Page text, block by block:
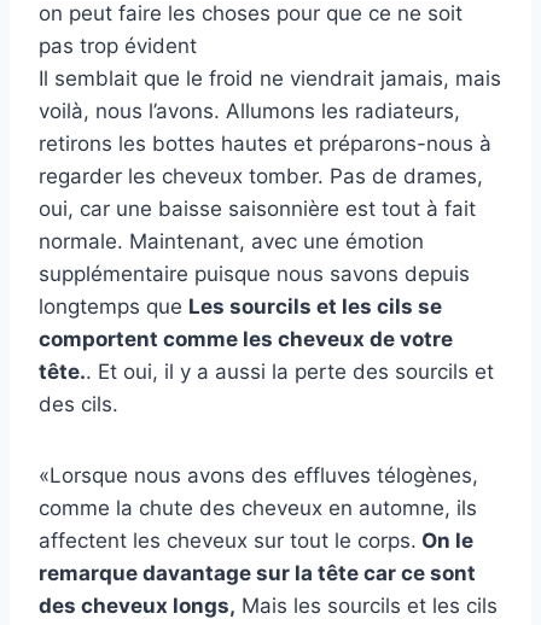
on peut faire les choses pour que ce ne soit
pas trop évident
Il semblait que le froid ne viendrait jamais, mais
voilà, nous l’avons. Allumons les radiateurs,
retirons les bottes hautes et préparons-nous à
regarder les cheveux tomber. Pas de drames,
oui, car une baisse saisonnière est tout à fait
normale. Maintenant, avec une émotion
supplémentaire puisque nous savons depuis
longtemps que Les sourcils et les cils se
comportent comme les cheveux de votre
tête.. Et oui, il y a aussi la perte des sourcils et
des cils.
«Lorsque nous avons des effluves télogènes,
comme la chute des cheveux en automne, ils
affectent les cheveux sur tout le corps. On le
remarque davantage sur la tête car ce sont
des cheveux longs, Mais les sourcils et les cils